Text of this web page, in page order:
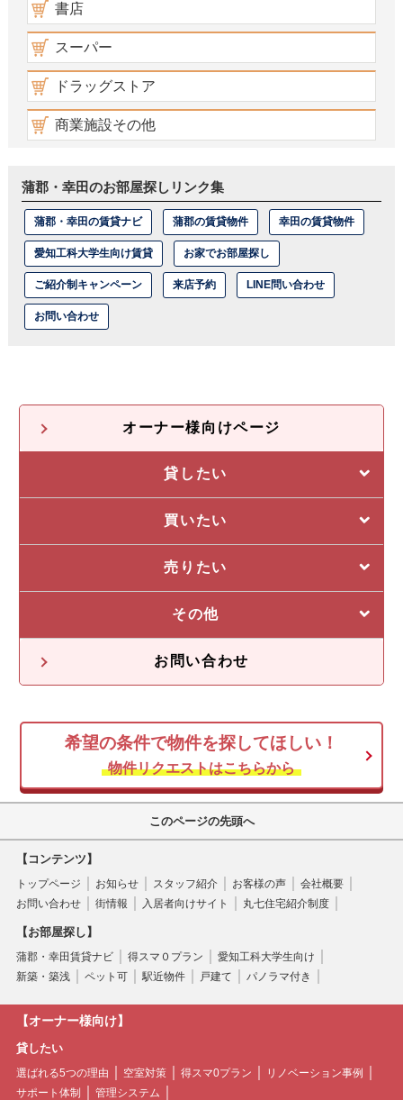
書店
スーパー
ドラッグストア
商業施設その他
蒲郡・幸田のお部屋探しリンク集
蒲郡・幸田の賃貸ナビ 蒲郡の賃貸物件 幸田の賃貸物件
愛知工科大学生向け賃貸 お家でお部屋探し
ご紹介制キャンペーン 来店予約 LINE問い合わせ
お問い合わせ
オーナー様向けページ
貸したい
選ばれる5つの理由
管理システム
買いたい
私たちの5つの強み
収益物件一覧
不動産投資の流れ
売りたい
売却に強い5つの理由
不動産無料査定
その他
オーナー様の声
空き家
お問い合わせ
希望の条件で物件を探してほしい！
物件リクエストはこちらから
このページの先頭へ
【コンテンツ】
トップページ お知らせ スタッフ紹介 お客様の声
会社概要
お問い合わせ
街情報 入居者向けサイト 丸七住宅紹介制度
【お部屋探し】
蒲郡・幸田賃貸ナビ 得スマ０プラン
愛知工科大学生向け
新築・築浅
ペット可 駅近物件 戸建て パノラマ付き
【オーナー様向け】
貸したい
選ばれる5つの理由 空室対策 得スマ0プラン
リノベーション事例
サポート体制
管理システム